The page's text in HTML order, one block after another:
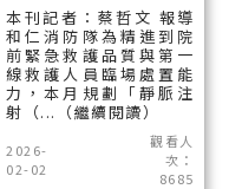
本刊記者：蔡哲文 報導
和仁消防隊為精進到院
前緊急救護品質與第一
線救護人員臨場處置能
力，本月規劃「靜脈注
射（...（繼續閱讀）
2026-
02-02
觀看人
次：
8685